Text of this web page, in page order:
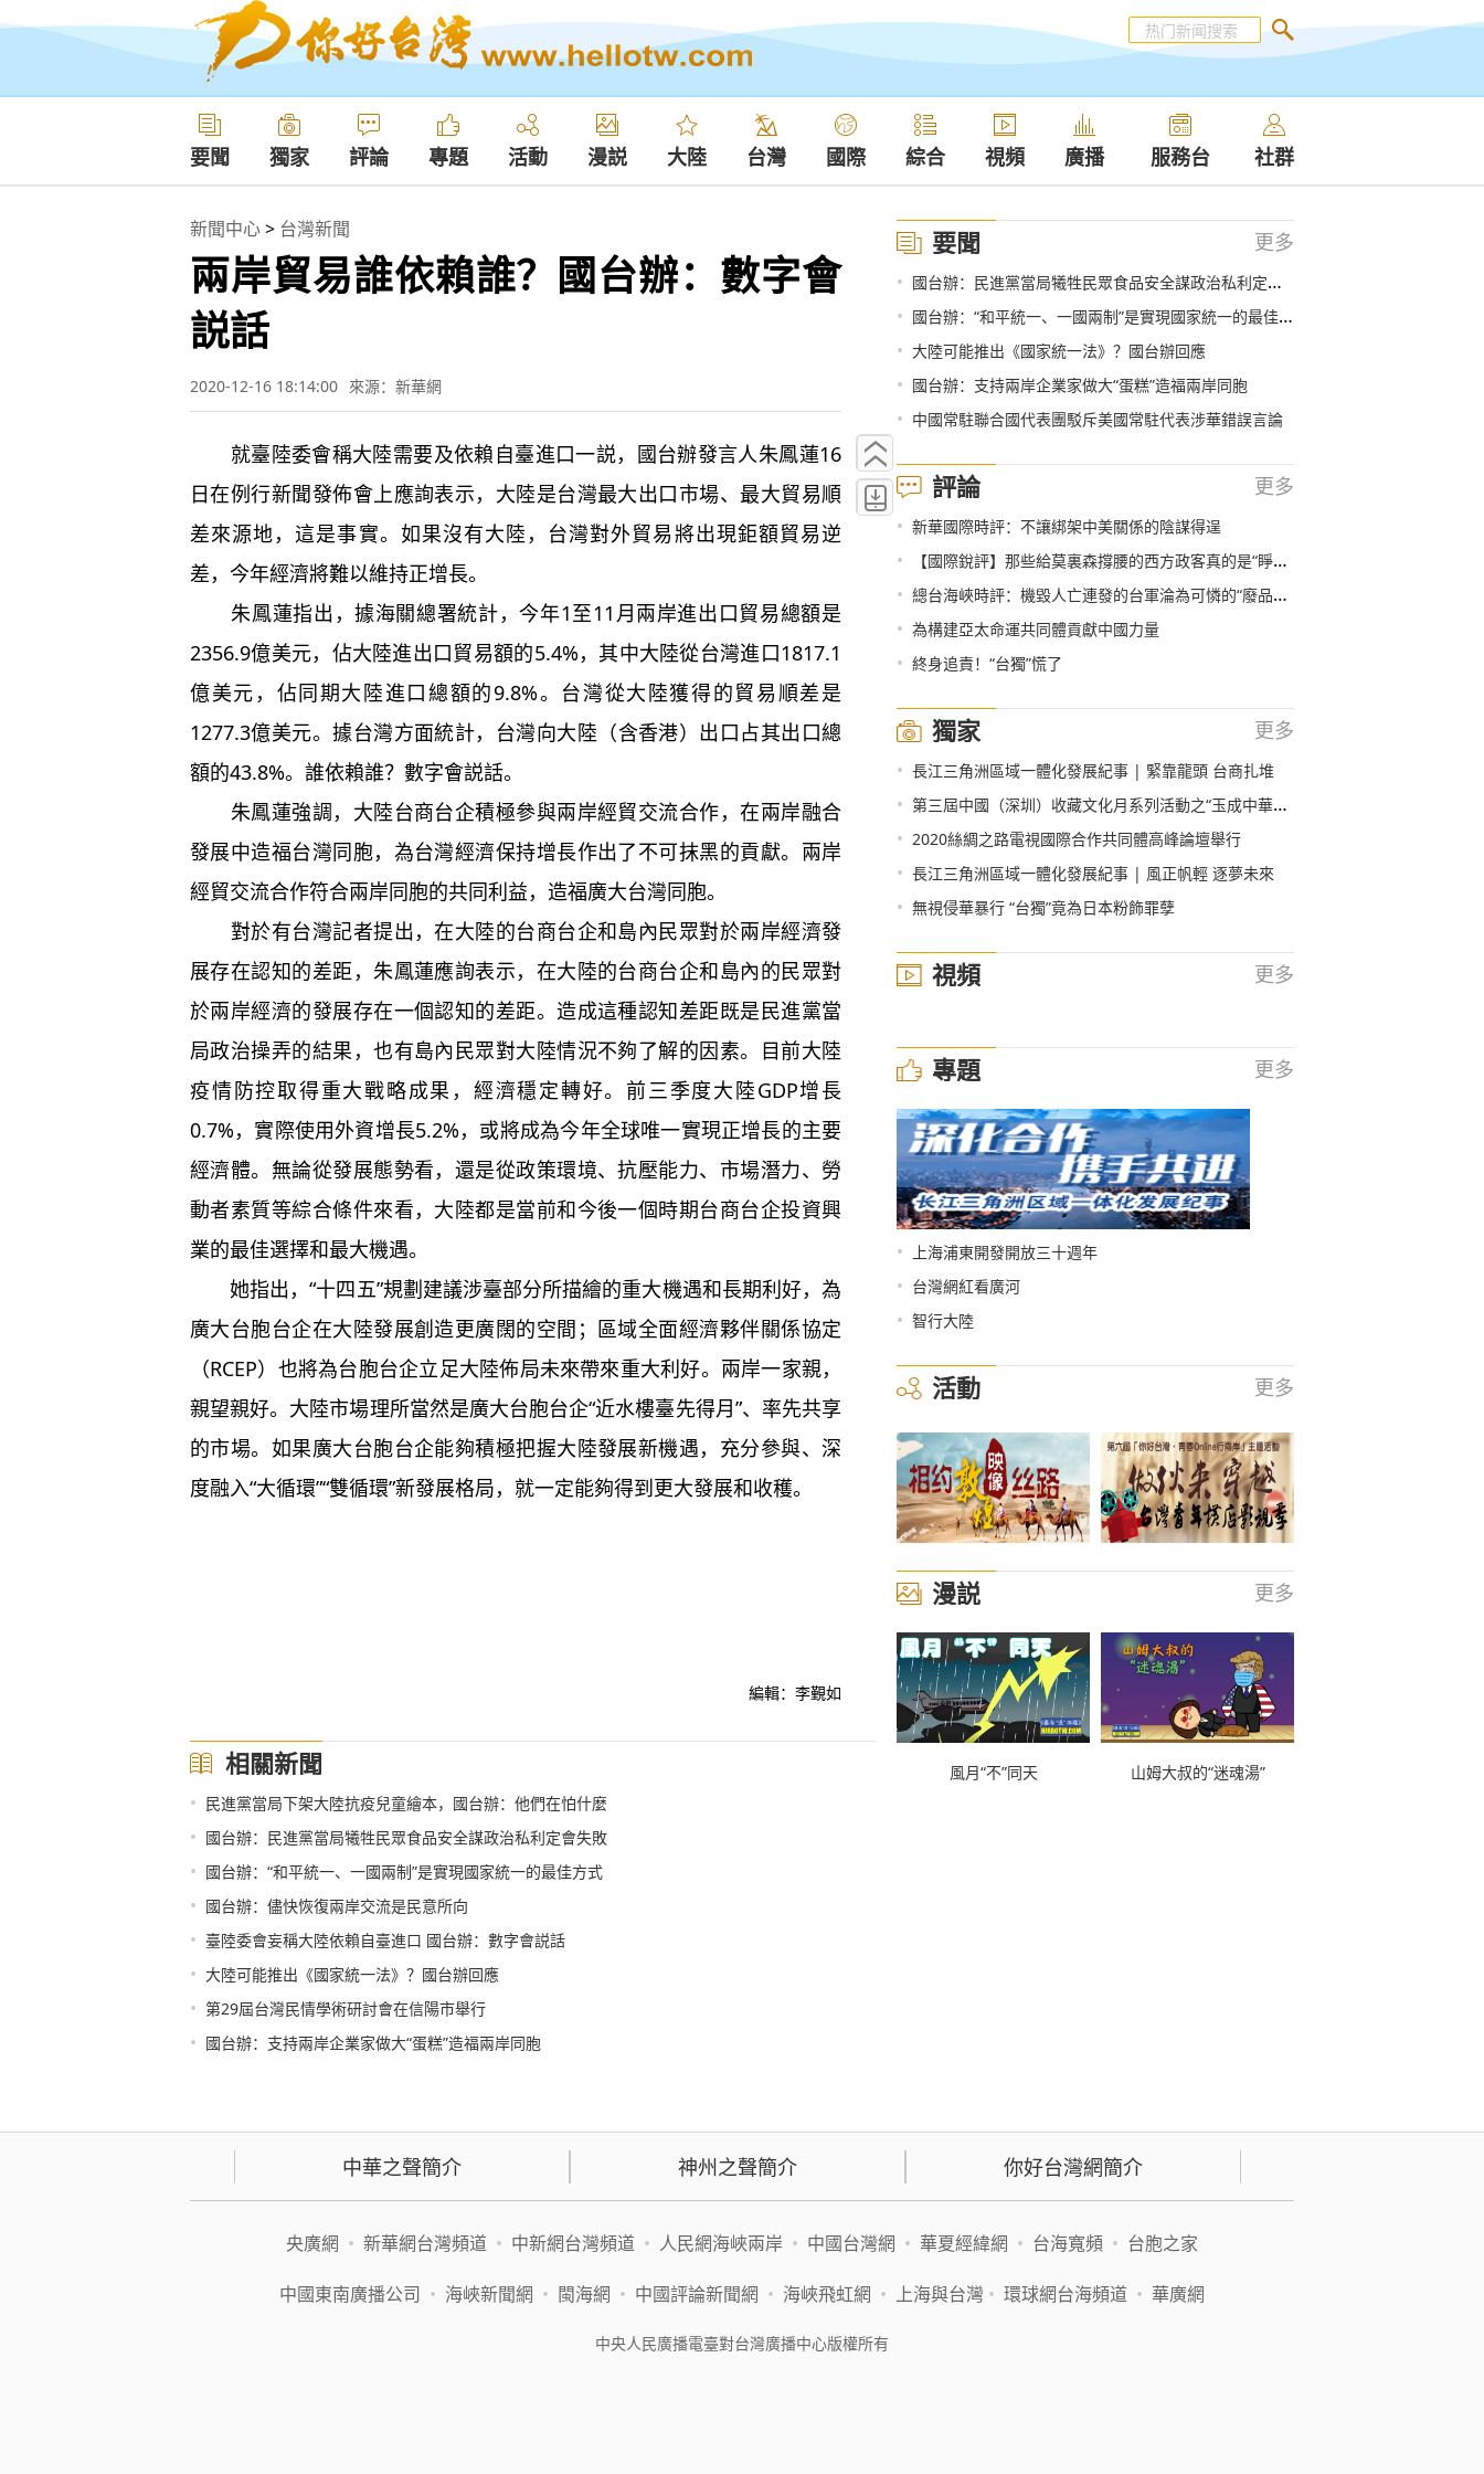
要聞 獨家 評論 專題 活動 漫説 大陸 台灣 國際 綜合 視頻 廣播 服務台 社群
新聞中心> 台灣新聞
兩岸貿易誰依賴誰？國台辦：數字會
説話
2020-12-16 18:14:00 來源：新華網
就臺陸委會稱大陸需要及依賴自臺進口一説，國台辦發言人朱鳳蓮16
日在例行新聞發佈會上應詢表示，大陸是台灣最大出口市場、最大貿易順
差來源地，這是事實。如果沒有大陸，台灣對外貿易將出現鉅額貿易逆
差，今年經濟將難以維持正增長。
朱鳳蓮指出，據海關總署統計，今年1至11月兩岸進出口貿易總額是
2356.9億美元，佔大陸進出口貿易額的5.4%，其中大陸從台灣進口1817.1
億美元，佔同期大陸進口總額的9.8%。台灣從大陸獲得的貿易順差是
1277.3億美元。據台灣方面統計，台灣向大陸（含香港）出口占其出口總
額的43.8%。誰依賴誰？數字會説話。
朱鳳蓮強調，大陸台商台企積極參與兩岸經貿交流合作，在兩岸融合
發展中造福台灣同胞，為台灣經濟保持增長作出了不可抹黑的貢獻。兩岸
經貿交流合作符合兩岸同胞的共同利益，造福廣大台灣同胞。
對於有台灣記者提出，在大陸的台商台企和島內民眾對於兩岸經濟發
展存在認知的差距，朱鳳蓮應詢表示，在大陸的台商台企和島內的民眾對
於兩岸經濟的發展存在一個認知的差距。造成這種認知差距既是民進黨當
局政治操弄的結果，也有島內民眾對大陸情況不夠了解的因素。目前大陸
疫情防控取得重大戰略成果，經濟穩定轉好。前三季度大陸GDP增長
0.7%，實際使用外資增長5.2%，或將成為今年全球唯一實現正增長的主要
經濟體。無論從發展態勢看，還是從政策環境、抗壓能力、市場潛力、勞
動者素質等綜合條件來看，大陸都是當前和今後一個時期台商台企投資興
業的最佳選擇和最大機遇。
她指出，“十四五”規劃建議涉臺部分所描繪的重大機遇和長期利好，為
廣大台胞台企在大陸發展創造更廣闊的空間；區域全面經濟夥伴關係協定
（RCEP）也將為台胞台企立足大陸佈局未來帶來重大利好。兩岸一家親，
親望親好。大陸市場理所當然是廣大台胞台企“近水樓臺先得月”、率先共享
的市場。如果廣大台胞台企能夠積極把握大陸發展新機遇，充分參與、深
度融入“大循環”“雙循環”新發展格局，就一定能夠得到更大發展和收穫。
編輯：李覲如
相關新聞
• 民進黨當局下架大陸抗疫兒童繪本，國台辦：他們在怕什麼
• 國台辦：民進黨當局犧牲民眾食品安全謀政治私利定會失敗
• 國台辦：“和平統一、一國兩制”是實現國家統一的最佳方式
• 國台辦：儘快恢復兩岸交流是民意所向
• 臺陸委會妄稱大陸依賴自臺進口 國台辦：數字會説話
• 大陸可能推出《國家統一法》？國台辦回應
• 第29屆台灣民情學術研討會在信陽市舉行
• 國台辦：支持兩岸企業家做大“蛋糕”造福兩岸同胞
要聞 更多
• 國台辦：民進黨當局犧牲民眾食品安全謀政治私利定會失敗
• 國台辦：“和平統一、一國兩制”是實現國家統一的最佳方式
• 大陸可能推出《國家統一法》？國台辦回應
• 國台辦：支持兩岸企業家做大“蛋糕”造福兩岸同胞
• 中國常駐聯合國代表團駁斥美國常駐代表涉華錯誤言論
評論 更多
• 新華國際時評：不讓綁架中美關係的陰謀得逞
• 【國際銳評】那些給莫裏森撐腰的西方政客真的是“睜眼瞎”？
• 總台海峽時評：機毀人亡連發的台軍淪為可憐的“廢品回收站”
• 為構建亞太命運共同體貢獻中國力量
• 終身追責！“台獨”慌了
獨家 更多
• 長江三角洲區域一體化發展紀事 | 緊靠龍頭 台商扎堆
• 第三屆中國（深圳）收藏文化月系列活動之“玉成中華系列展”開展
• 2020絲綢之路電視國際合作共同體高峰論壇舉行
• 長江三角洲區域一體化發展紀事 | 風正帆輕 逐夢未來
• 無視侵華暴行 “台獨”竟為日本粉飾罪孽
視頻 更多
專題 更多
• 上海浦東開發開放三十週年
• 台灣網紅看廣河
• 智行大陸
活動 更多
漫説 更多
風月“不”同天 山姆大叔的“迷魂湯”
中華之聲簡介 神州之聲簡介 你好台灣網簡介
央廣網 • 新華網台灣頻道 • 中新網台灣頻道 • 人民網海峽兩岸 • 中國台灣網 • 華夏經緯網 • 台海寬頻 • 台胞之家
中國東南廣播公司 • 海峽新聞網 • 閩海網 • 中國評論新聞網 • 海峽飛虹網 • 上海與台灣 • 環球網台海頻道 • 華廣網
中央人民廣播電臺對台灣廣播中心版權所有